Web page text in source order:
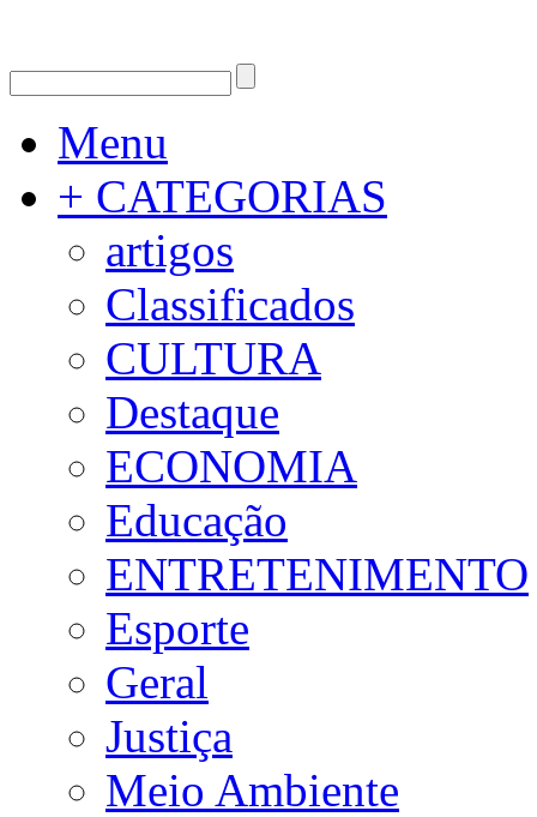
Menu
+ CATEGORIAS
artigos
Classificados
CULTURA
Destaque
ECONOMIA
Educação
ENTRETENIMENTO
Esporte
Geral
Justiça
Meio Ambiente